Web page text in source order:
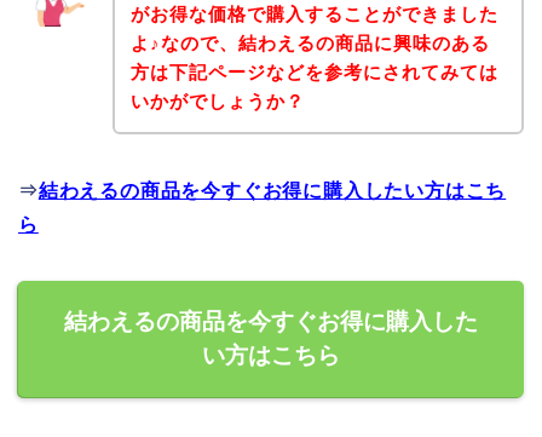
がお得な価格で購入することができました
よ♪なので、結わえるの商品に興味のある
方は下記ページなどを参考にされてみては
いかがでしょうか？
⇒結わえるの商品を今すぐお得に購入したい方はこち
ら
結わえるの商品を今すぐお得に購入した
い方はこちら